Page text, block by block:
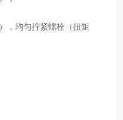
，均匀拧紧螺栓（扭矩